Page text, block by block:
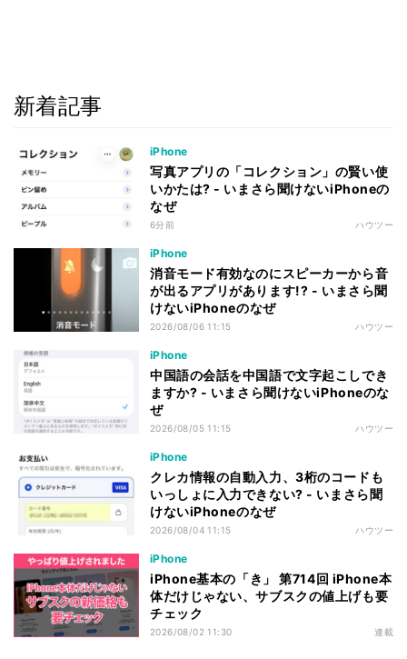
新着記事
iPhone
写真アプリの「コレクション」の賢い使
いかたは? - いまさら聞けないiPhoneの
なぜ
6分前 ハウツー
iPhone
消音モード有効なのにスピーカーから音
が出るアプリがあります!? - いまさら聞
けないiPhoneのなぜ
2026/08/06 11:15 ハウツー
iPhone
中国語の会話を中国語で文字起こしでき
ますか? - いまさら聞けないiPhoneのな
ぜ
2026/08/05 11:15 ハウツー
iPhone
クレカ情報の自動入力、3桁のコードも
いっしょに入力できない? - いまさら聞
けないiPhoneのなぜ
2026/08/04 11:15 ハウツー
iPhone
iPhone基本の「き」 第714回 iPhone本
体だけじゃない、サブスクの値上げも要
チェック
2026/08/02 11:30 連載